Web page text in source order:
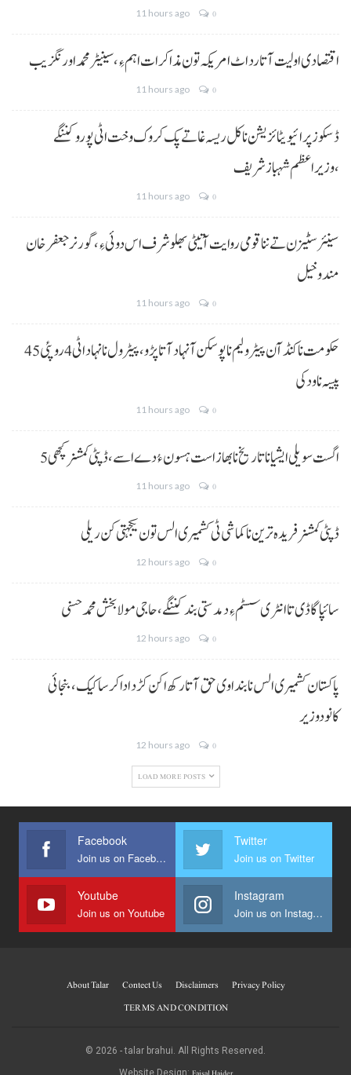
11 hours ago 0
اقتصادی اولیت آتا رد اٹ امریکہ تون مذاکرات اہم ءِ،سینیٹر محمد اورنگزیب
11 hours ago 0
ڈسکوز پرائیویٹائزیشن نا کل ریسہ غاتے پک کروک وخت اٹی پورو کننگے
،وزیراعظم شہباز شریف
11 hours ago 0
سینئر سٹیزن تے ننا قومی روایت آتیٹی بھلو شرف اس دوئی ءِ،گورنر جعفرخان
مندوخیل
11 hours ago 0
حکومت نا کنڈ آن پیٹرولیم نا پوسکن آ نہاد آتا پڑو،پیٹرول نا نہاد اٹی 4 روپئی 45
پیسہ نا ودکی
11 hours ago 0
5 اگست سویلی ایشیا نا تاریخ نا بھاز است ہسون ءُ دے اسے،ڈپٹی کمشنر کچھی
11 hours ago 0
ڈپٹی کمشنر فریدہ ترین نا کماشی ٹی کشمیری الس تون یکجہتی کن ریلی
12 hours ago 0
سائپا گاڈی تا انٹری سسٹم ءِ دمدستی بند کننگے، حاجی مولا بخش محمد حسنی
12 hours ago 0
پاکستان کشمیری الس نا بنداوی حق آتا رکھ اکن کڑد ادا کرسا کیک ،بنجائی
کانودوزیر
12 hours ago 0
LOAD MORE POSTS
Facebook
Join us on Facebook
Twitter
Join us on Twitter
Youtube
Join us on Youtube
Instagram
Join us on Instagram
About Talar Contect Us Disclaimers
Privacy Policy
TERMS AND CONDITION
© 2026 - talar brahui. All Rights Reserved.